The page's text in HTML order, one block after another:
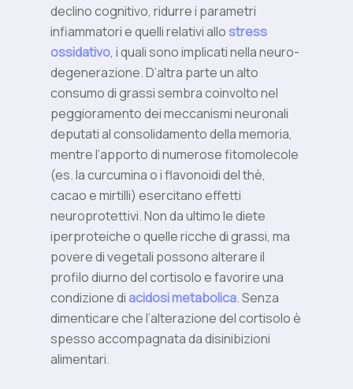
declino cognitivo, ridurre i parametri
infiammatori e quelli relativi allostress
ossidativo, i quali sono implicati nella neuro-
degenerazione. D’altra parte un alto
consumo di grassi sembra coinvolto nel
peggioramento dei meccanismi neuronali
deputati al consolidamento della memoria,
mentre l’apporto di numerose fitomolecole
(es. la curcumina o i flavonoidi del thè,
cacao e mirtilli) esercitano effetti
neuroprotettivi. Non da ultimo le diete
iperproteiche o quelle ricche di grassi, ma
povere di vegetali possono alterare il
profilo diurno del cortisolo e favorire una
condizione di acidosi metabolica. Senza
dimenticare che l’alterazione del cortisolo è
spesso accompagnata da disinibizioni
alimentari.